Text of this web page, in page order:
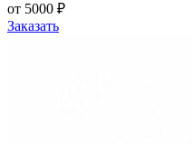
от 5000 ₽
Заказать